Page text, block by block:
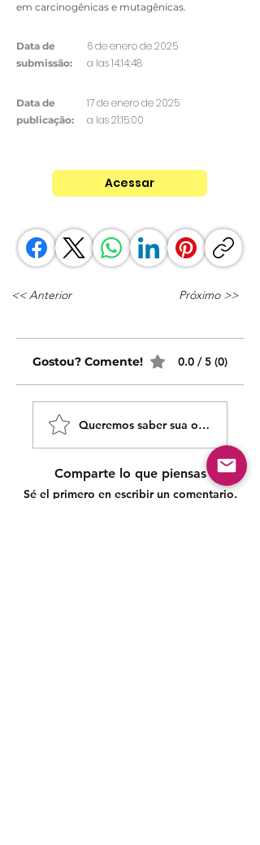
em carcinogênicas e mutagênicas.
Data de
submissão:
6 de enero de 2025
a las 14:14:48
Data de
publicação:
17 de enero de 2025
a las 21:15:00
Acessar
<< Anterior Próximo >>
Gostou? Comente! 0.0 / 5 (0)
Queremos saber sua opinião
Comparte lo que piensas
Sé el primero en escribir un comentario.